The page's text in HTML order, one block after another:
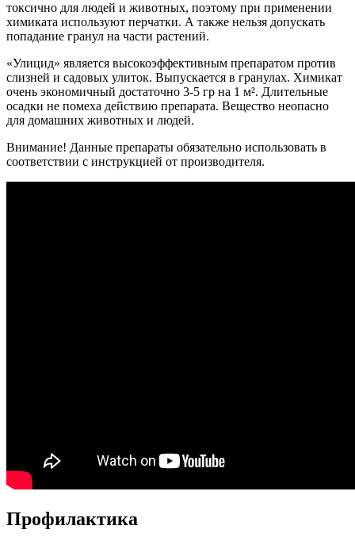
токсично для людей и животных, поэтому при применении
химиката используют перчатки. А также нельзя допускать
попадание гранул на части растений.
«Улицид» является высокоэффективным препаратом против
слизней и садовых улиток. Выпускается в гранулах. Химикат
очень экономичный достаточно 3-5 гр на 1 м². Длительные
осадки не помеха действию препарата. Вещество неопасно
для домашних животных и людей.
Внимание! Данные препараты обязательно использовать в
соответствии с инструкцией от производителя.
Профилактика